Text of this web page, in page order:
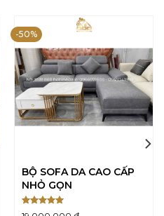
-50%
BỘ SOFA DA CAO CẤP
NHỎ GỌN
Được xếp